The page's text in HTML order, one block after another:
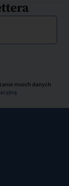
moich danych